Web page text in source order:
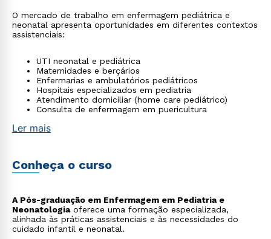
O mercado de trabalho em enfermagem pediátrica e
neonatal apresenta oportunidades em diferentes contextos
assistenciais:
UTI neonatal e pediátrica
Maternidades e berçários
Enfermarias e ambulatórios pediátricos
Hospitais especializados em pediatria
Atendimento domiciliar (home care pediátrico)
Consulta de enfermagem em puericultura
Ler mais
Conheça o curso
A Pós-graduação em Enfermagem em Pediatria e
Neonatologiaoferece uma formação especializada,
alinhada às práticas assistenciais e às necessidades do
cuidado infantil e neonatal.